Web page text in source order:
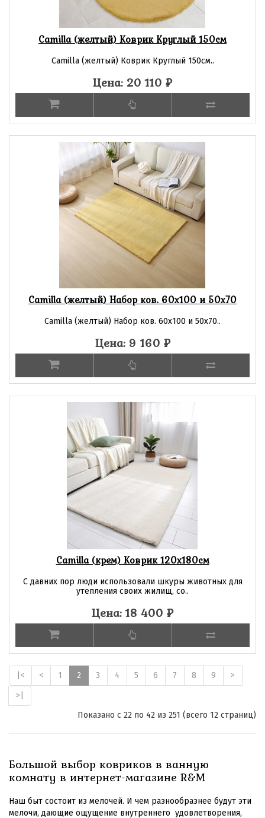
Camilla (желтый) Коврик Круглый 150см
Camilla (желтый) Коврик Круглый 150см..
Цена: 20 110 ₽
Camilla (желтый) Набор ков. 60х100 и 50х70
Camilla (желтый) Набор ков. 60х100 и 50х70..
Цена: 9 160 ₽
Camilla (крем) Коврик 120х180см
С давних пор люди использовали шкуры животных для
утепления своих жилищ, со..
Цена: 18 400 ₽
|< < 1 2 3 4 5 6 7 8 9
>
>|
Показано с 22 по 42 из 251 (всего 12 страниц)
Большой выбор ковриков в ванную
комнату в интернет-магазине R&M
Наш быт состоит из мелочей. И чем разнообразнее будут эти
мелочи, дающие ощущение внутреннего удовлетворения,